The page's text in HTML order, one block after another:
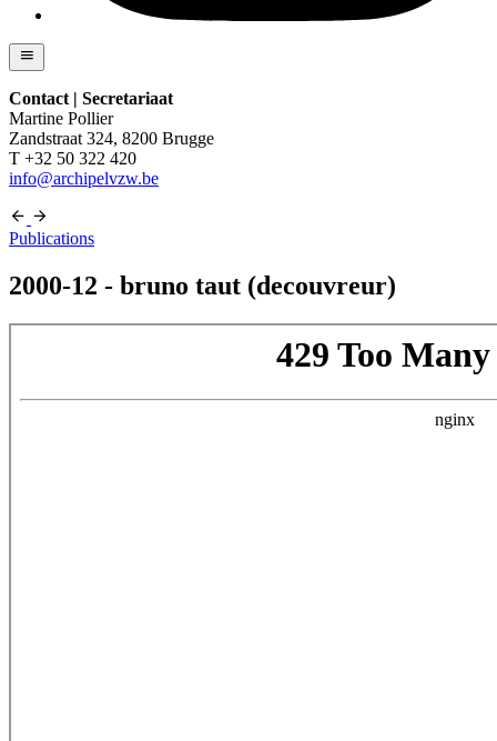
Contact | Secretariaat
Martine Pollier
Zandstraat 324, 8200 Brugge
T +32 50 322 420
info@archipelvzw.be
Publications
2000-12 - bruno taut (decouvreur)